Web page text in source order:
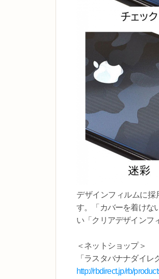
デザインフィルムに採
す。「カバーを着けな
い「クリアデザインフ
＜ネットショップ＞
「ラスタバナナダイレ
http://rbdirect.jp/rb/